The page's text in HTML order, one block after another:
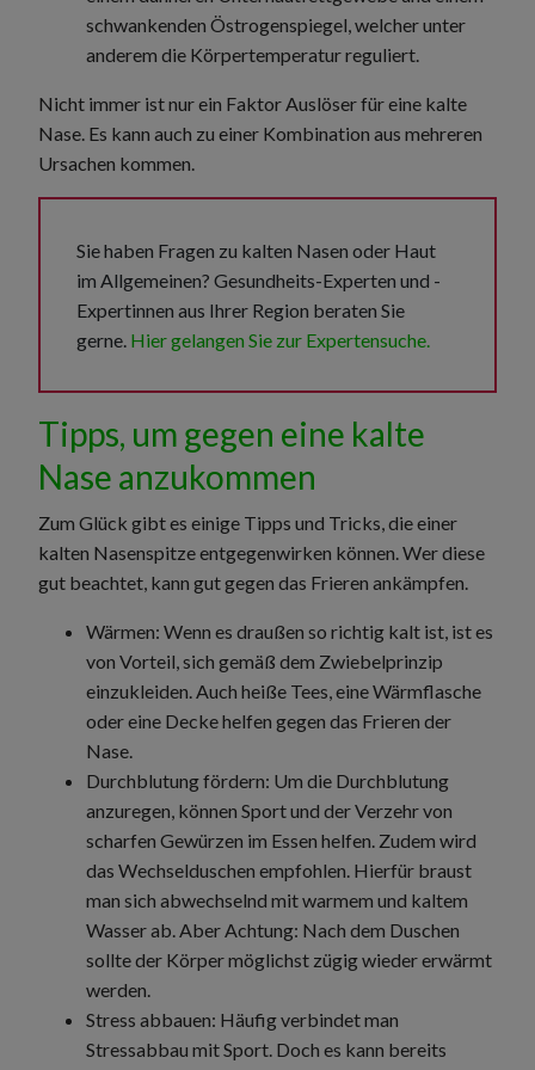
schwankenden Östrogenspiegel, welcher unter
anderem die Körpertemperatur reguliert.
Nicht immer ist nur ein Faktor Auslöser für eine kalte
Nase. Es kann auch zu einer Kombination aus mehreren
Ursachen kommen.
Sie haben Fragen zu kalten Nasen oder Haut
im Allgemeinen? Gesundheits-Experten und -
Expertinnen aus Ihrer Region beraten Sie
gerne. Hier gelangen Sie zur Expertensuche.
Tipps, um gegen eine kalte
Nase anzukommen
Zum Glück gibt es einige Tipps und Tricks, die einer
kalten Nasenspitze entgegenwirken können. Wer diese
gut beachtet, kann gut gegen das Frieren ankämpfen.
Wärmen: Wenn es draußen so richtig kalt ist, ist es
von Vorteil, sich gemäß dem Zwiebelprinzip
einzukleiden. Auch heiße Tees, eine Wärmflasche
oder eine Decke helfen gegen das Frieren der
Nase.
Durchblutung fördern: Um die Durchblutung
anzuregen, können Sport und der Verzehr von
scharfen Gewürzen im Essen helfen. Zudem wird
das Wechselduschen empfohlen. Hierfür braust
man sich abwechselnd mit warmem und kaltem
Wasser ab. Aber Achtung: Nach dem Duschen
sollte der Körper möglichst zügig wieder erwärmt
werden.
Stress abbauen: Häufig verbindet man
Stressabbau mit Sport. Doch es kann bereits